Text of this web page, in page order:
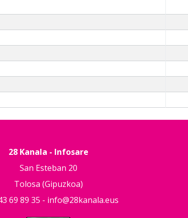
28 Kanala - Infosare
San Esteban 20
Tolosa (Gipuzkoa)
69 89 35 - info@28kanala.eus